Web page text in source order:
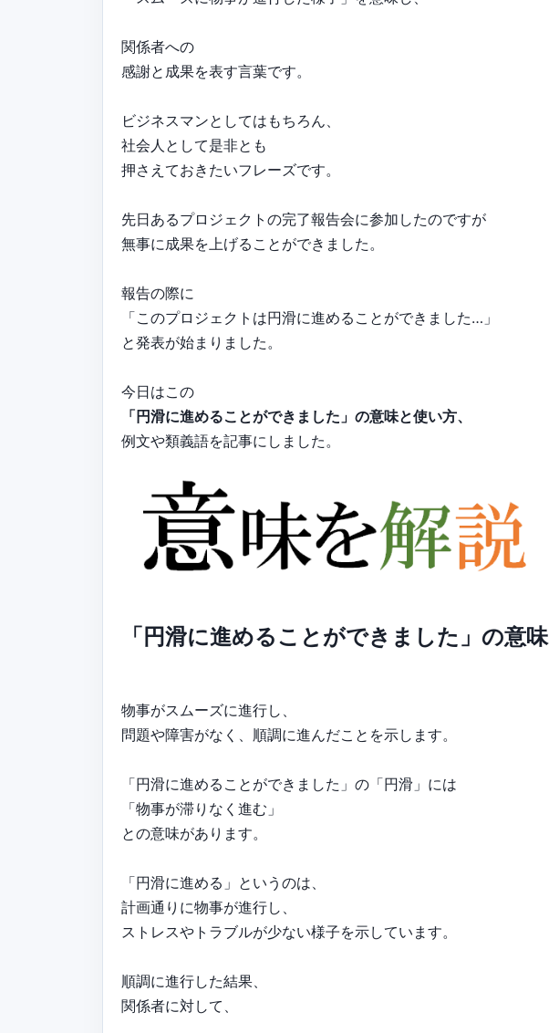
関係者への
感謝と成果を表す言葉です。
ビジネスマンとしてはもちろん、
社会人として是非とも
押さえておきたいフレーズです。
先日あるプロジェクトの完了報告会に参加したのですが
無事に成果を上げることができました。
報告の際に
「このプロジェクトは円滑に進めることができました…」
と発表が始まりました。
今日はこの
「円滑に進めることができました」の意味と使い方、
例文や類義語を記事にしました。
「円滑に進めることができました」の意味
物事がスムーズに進行し、
問題や障害がなく、順調に進んだことを示します。
「円滑に進めることができました」の「円滑」には
「物事が滞りなく進む」
との意味があります。
「円滑に進める」というのは、
計画通りに物事が進行し、
ストレスやトラブルが少ない様子を示しています。
順調に進行した結果、
関係者に対して、